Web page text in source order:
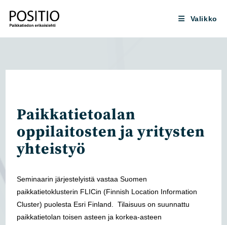
suoraan
sisältöön
Valikko
Paikkatietoalan
oppilaitosten ja yritysten
yhteistyö
Seminaarin järjestelyistä vastaa Suomen
paikkatietoklusterin FLICin (Finnish Location Information
Cluster) puolesta Esri Finland.
Tilaisuus on suunnattu
paikkatietolan toisen asteen ja korkea-asteen